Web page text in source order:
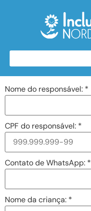
Nome do responsável: *
CPF do responsável: *
Contato de WhatsApp: *
Nome da criança: *